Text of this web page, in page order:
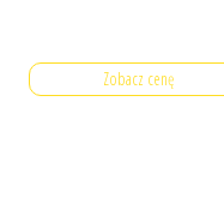
Zobacz cenę